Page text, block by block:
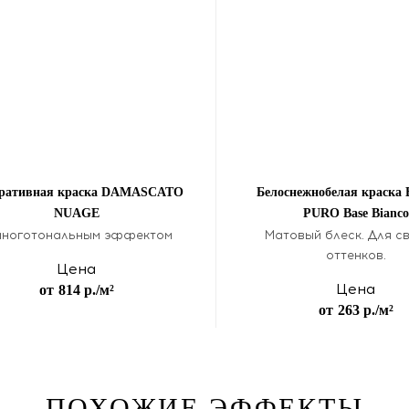
краска DAMASCATO
NUAGE
эффектом
Цена
от 814 р./м²
Белоснежнобелая краска
PURO Base Bianco
Матовый блеск. Для
оттенков.
Цена
от 263 р./м²